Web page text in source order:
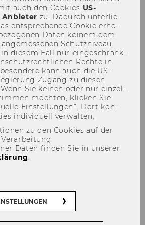
gemäß §
Universitätsgesetz 2002
Bevollmächtigungen
und
gemäß §
auch den Coo­kies US-​
An­bie­ter zu. Da­durch un­ter­lie­
ent­spre­chen­de Coo­kie er­ho­
Daten kei­nem dem
Schutz­ni­veau
in die­sem Fall nur ein­ge­schränk­
Rech­te in
kann auch die US-​
Zu­gang zu die­sen
Sie kei­nen oder nur ein­zel­
möch­ten, kli­cken Sie
Ein­stel­lun­gen“. Dort kön­
in­di­vi­du­ell ver­wal­ten.
zu den Cookies auf der
Daten finden Sie in unserer
.